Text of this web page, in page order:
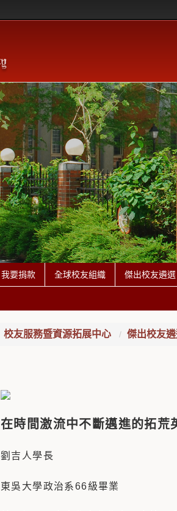
我要捐款 全球校友組織 傑出校友遴選
校友服務暨資源拓展中心 傑出校友
在時間激流中不斷邁進的拓荒
劉吉人學長
東吳大學政治系66級畢業